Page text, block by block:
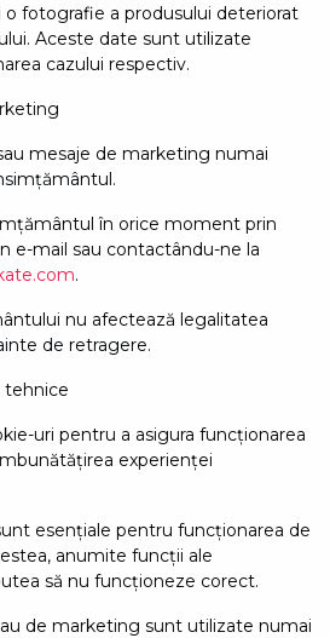
o fotografie a produsului deteriorat
Aceste date sunt utilizate
cazului respectiv.
mesaje de marketing numai
în orice moment prin
e-mail sau contactându-ne la
.
nu afectează legalitatea
de retragere.
tehnice
uri pentru a asigura funcționarea
experienței
esențiale pentru funcționarea de
anumite funcții ale
să nu funcționeze corect.
de marketing sunt utilizate numai